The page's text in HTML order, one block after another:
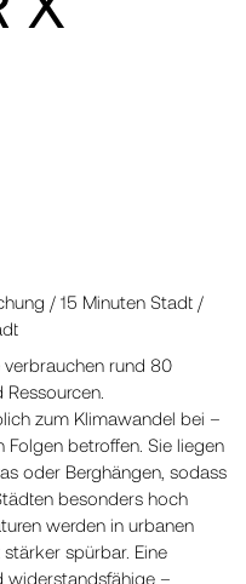
/ 15 Minuten Stadt /
verbrauchen rund 80
zum Klimawandel bei –
betroffen. Sie liegen
oder Berghängen, sodass
besonders hoch
werden in urbanen
spürbar. Eine
widerstandsfähige –